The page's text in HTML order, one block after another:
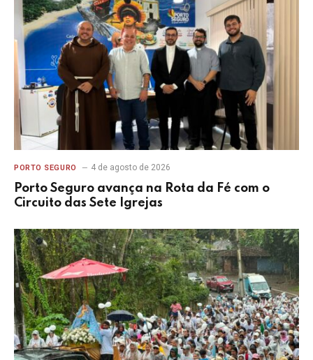
PORTO SEGURO 4 de agosto de 2026
Porto Seguro avança na Rota da Fé com o
Circuito das Sete Igrejas